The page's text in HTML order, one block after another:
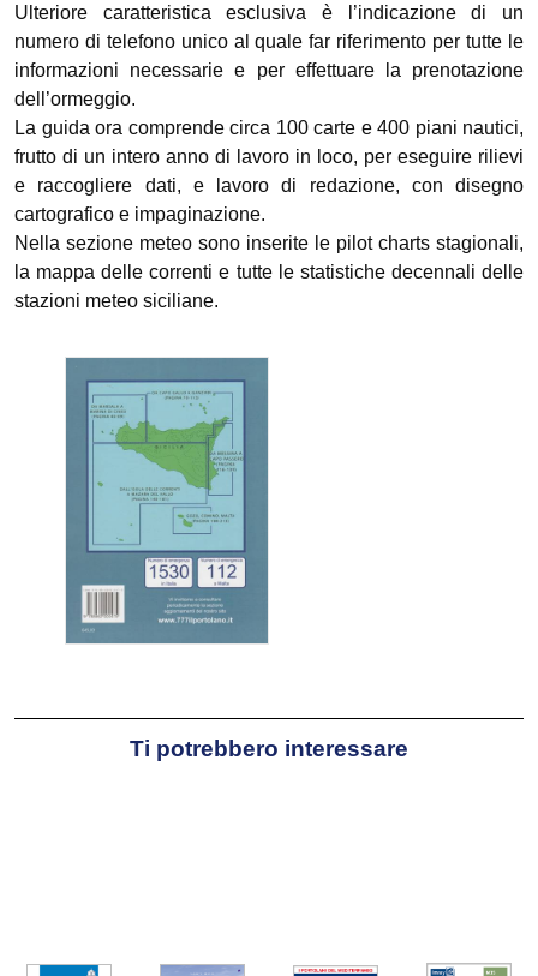
Ulteriore caratteristica esclusiva è l’indicazione di un
numero di telefono unico al quale far riferimento per tutte le
informazioni necessarie e per effettuare la prenotazione
dell’ormeggio.
La guida ora comprende circa 100 carte e 400 piani nautici,
frutto di un intero anno di lavoro in loco, per eseguire rilievi
e raccogliere dati, e lavoro di redazione, con disegno
cartografico e impaginazione.
Nella sezione meteo sono inserite le pilot charts stagionali,
la mappa delle correnti e tutte le statistiche decennali delle
stazioni meteo siciliane.
Ti potrebbero interessare